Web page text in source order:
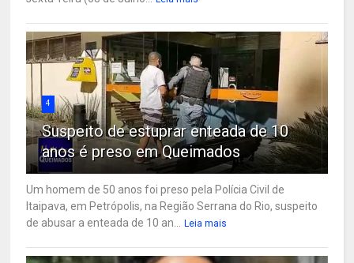
4
Suspeito de estuprar enteada de 10
anos é preso em Queimados
Um homem de 50 anos foi preso pela Polícia Civil de
Itaipava, em Petrópolis, na Região Serrana do Rio, suspeito
de abusar a enteada de 10 an...
Leia mais